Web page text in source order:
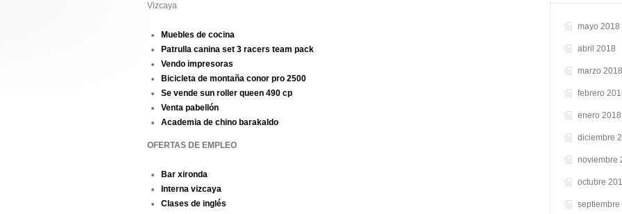
Vizcaya
Muebles de cocina
Patrulla canina set 3 racers team pack
Vendo impresoras
Bicicleta de montaña conor pro 2500
Se vende sun roller queen 490 cp
Venta pabellón
Academia de chino barakaldo
OFERTAS DE EMPLEO
Bar xironda
Interna vizcaya
Clases de inglés
mayo 2018
abril 2018
marzo 2018
febrero
enero 2018
diciembre
noviembre
octubre
septiembre